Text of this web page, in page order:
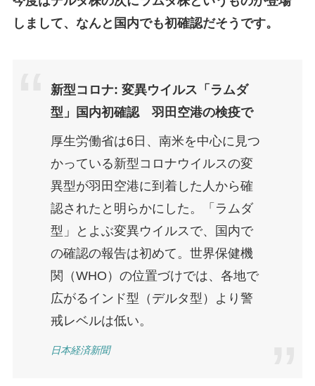
しまして、なんと国内でも初確認だそうです。
新型コロナ: 変異ウイルス「ラムダ
型」国内初確認 羽田空港の検疫で
厚生労働省は6日、南米を中心に見つ
かっている新型コロナウイルスの変
異型が羽田空港に到着した人から確
認されたと明らかにした。「ラムダ
型」とよぶ変異ウイルスで、国内で
の確認の報告は初めて。世界保健機
関（WHO）の位置づけでは、各地で
広がるインド型（デルタ型）より警
戒レベルは低い。
日本経済新聞